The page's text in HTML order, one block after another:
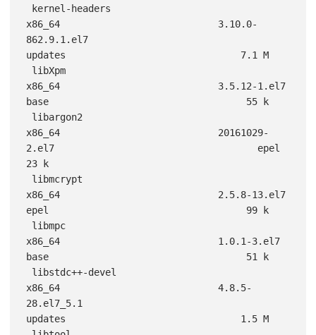
x86_64                            3.10.0-
862.9.1.el7
updates                               7.1 M
x86_64                            3.5.12-1.el7
base                                   55 k
x86_64                            20161029-
2.el7                                    epel
23 k
x86_64                            2.5.8-13.el7
epel                                   99 k
x86_64                            1.0.1-3.el7
base                                   51 k
x86_64                            4.8.5-
28.el7_5.1
updates                               1.5 M